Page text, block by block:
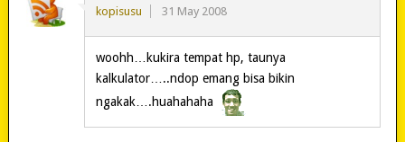
kopisusu 31 May 2008
woohh…kukira tempat hp, taunya
kalkulator…..ndop emang bisa bikin
ngakak….huahahaha